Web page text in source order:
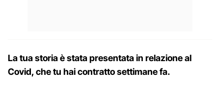
La tua storia è stata presentata in relazione al
Covid, che tu hai contratto settimane fa.